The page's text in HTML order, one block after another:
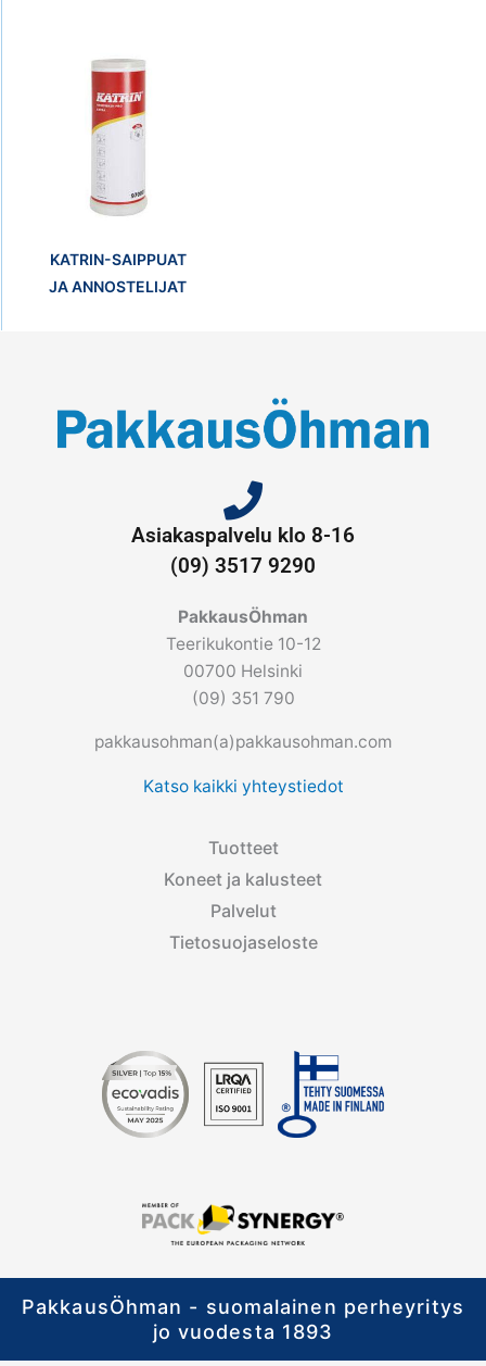
KATRIN-SAIPPUAT
JA ANNOSTELIJAT
Asiakaspalvelu klo 8-16
(09) 3517 9290
PakkausÖhman
Teerikukontie 10-12
00700 Helsinki
(09) 351 790
pakkausohman(a)pakkausohman.com
Katso kaikki yhteystiedot
Tuotteet
Koneet ja kalusteet
Palvelut
Tietosuojaseloste
PakkausÖhman - suomalainen perheyritys
jo vuodesta 1893